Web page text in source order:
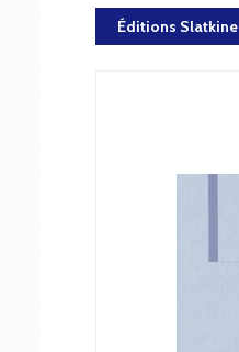
Éditions Slatkine